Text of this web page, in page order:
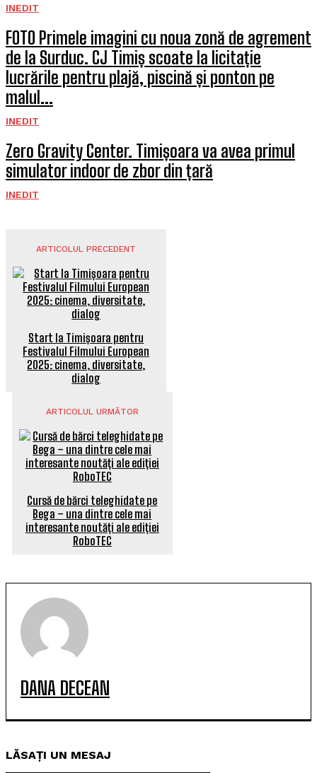
INEDIT
FOTO Primele imagini cu noua zonă de agrement
de la Surduc. CJ Timiș scoate la licitație
lucrările pentru plajă, piscină și ponton pe
malul...
INEDIT
Zero Gravity Center. Timișoara va avea primul
simulator indoor de zbor din țară
INEDIT
ARTICOLUL PRECEDENT
Start la Timișoara pentru
Festivalul Filmului European
2025: cinema, diversitate,
dialog
ARTICOLUL URMĂTOR
Cursă de bărci teleghidate pe
Bega – una dintre cele mai
interesante noutăți ale ediției
RoboTEC
DANA DECEAN
LĂSAȚI UN MESAJ